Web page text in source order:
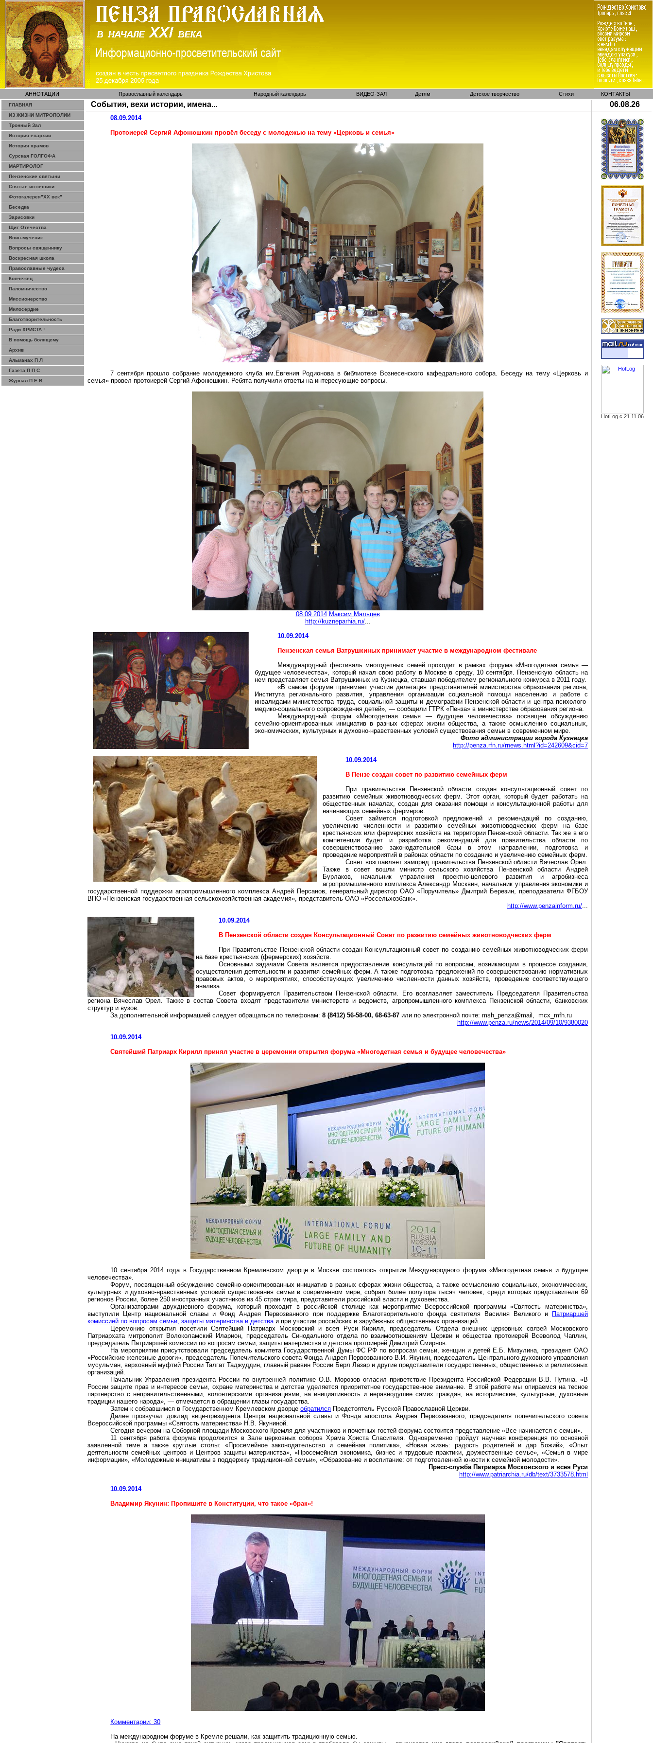
АННОТАЦИИ Православный календарь Народный календарь ВИДЕО-ЗАЛ Детям Детское творчество Стихи КОНТАКТЫ
ГЛАВНАЯ
ИЗ ЖИЗНИ МИТРОПОЛИИ
Тронный Зал
История епархии
История храмов
Сурская ГОЛГОФА
МАРТИРОЛОГ
Пензенские святыни
Святые источники
Фотогалерея"ХХ век"
Беседка
Зарисовки
Щит Отечества
Воин-мученик
Вопросы священнику
Воскресная школа
Православные чудеса
Ковчежец
Паломничество
Миссионерство
Милосердие
Благотворительность
Ради ХРИСТА !
В помощь болящему
Архив
Альманах П Л
Газета П П С
Журнал П Е В
События, вехи истории, имена... 06.08.26
08.09.2014
Протоиерей Сергий Афонюшкин провёл беседу с молодежью на тему «Церковь и семья»
7 сентября прошло собрание молодежного клуба им.Евгения Родионова в библиотеке Вознесенского кафедрального собора. Беседу на тему «Церковь и
семья» провел протоиерей Сергий Афонюшкин. Ребята получили ответы на интересующие вопросы.
08.09.2014 Максим Мальцев
http://kuzneparhia.ru/...
10.09.2014
Пензенская семья Ватрушкиных принимает участие в международном фестивале
Международный фестиваль многодетных семей проходит в рамках форума «Многодетная семья —
будущее человечества», который начал свою работу в Москве в среду, 10 сентября. Пензенскую область на
нем представляет семья Ватрушкиных из Кузнецка, ставшая победителем регионального конкурса в 2011 году.
«В самом форуме принимает участие делегация представителей министерства образования региона,
Института регионального развития, управления организации социальной помощи населению и работе с
инвалидами министерства труда, социальной защиты и демографии Пензенской области и центра психолого-
медико-социального сопровождения детей», — сообщили ГТРК «Пенза» в министерстве образования региона.
Международный форум «Многодетная семья — будущее человечества» посвящен обсуждению
семейно-ориентированных инициатив в разных сферах жизни общества, а также осмыслению социальных,
экономических, культурных и духовно-нравственных условий существования семьи в современном мире.
Фото администрации города Кузнецка
http://penza.rfn.ru/rnews.html?id=242609&cid=7
10.09.2014
В Пензе создан совет по развитию семейных ферм
При правительстве Пензенской области создан консультационный совет по
развитию семейных животноводческих ферм. Этот орган, который будет работать на
общественных началах, создан для оказания помощи и консультационной работы для
начинающих семейных фермеров.
Совет займется подготовкой предложений и рекомендаций по созданию,
увеличению численности и развитию семейных животноводческих ферм на базе
крестьянских или фермерских хозяйств на территории Пензенской области. Так же в его
компетенции будет и разработка рекомендаций для правительства области по
совершенствованию законодательной базы в этом направлении, подготовка и
проведение мероприятий в районах области по созданию и увеличению семейных ферм.
Совет возглавляет зампред правительства Пензенской области Вячеслав Орел.
Также в совет вошли министр сельского хозяйства Пензенской области Андрей
Бурлаков, начальник управления проектно-целевого развития и агробизнеса
агропромышленного комплекса Александр Москвин, начальник управления экономики и
государственной поддержки агропромышленного комплекса Андрей Персанов, генеральный директор ОАО «Поручитель» Дмитрий Березин, преподаватели ФГБОУ
ВПО «Пензенская государственная сельскохозяйственная академия», представитель ОАО «Россельхозбанк».
http://www.penzainform.ru/...
10.09.2014
В Пензенской области создан Консультационный Совет по развитию семейных животноводческих ферм
При Правительстве Пензенской области создан Консультационный совет по созданию семейных животноводческих ферм
на базе крестьянских (фермерских) хозяйств.
Основными задачами Совета является предоставление консультаций по вопросам, возникающим в процессе создания,
осуществления деятельности и развития семейных ферм. А также подготовка предложений по совершенствованию нормативных
правовых актов, о мероприятиях, способствующих увеличению численности данных хозяйств, проведение соответствующего
анализа.
Совет формируется Правительством Пензенской области. Его возглавляет заместитель Председателя Правительства
региона Вячеслав Орел. Также в состав Совета входят представители министерств и ведомств, агропромышленного комплекса Пензенской области, банковских
структур и вузов.
За дополнительной информацией следует обращаться по телефонам:8 (8412) 56-58-00, 68-63-87 или по электронной почте: msh_penza@mail, mcx_mfh.ru
http://www.penza.ru/news/2014/09/10/9380020
10.09.2014
Святейший Патриарх Кирилл принял участие в церемонии открытия форума «Многодетная семья и будущее человечества»
10 сентября 2014 года в Государственном Кремлевском дворце в Москве состоялось открытие Международного форума «Многодетная семья и будущее
человечества».
Форум, посвященный обсуждению семейно-ориентированных инициатив в разных сферах жизни общества, а также осмыслению социальных, экономических,
культурных и духовно-нравственных условий существования семьи в современном мире, собрал более полутора тысяч человек, среди которых представители 69
регионов России, более 250 иностранных участников из 45 стран мира, представители российской власти и духовенства.
Организаторами двухдневного форума, который проходит в российской столице как мероприятие Всероссийской программы «Святость материнства»,
выступили Центр национальной славы и Фонд Андрея Первозванного при поддержке Благотворительного фонда святителя Василия Великого и
Патриаршей
комиссией по вопросам семьи, защиты материнства и детстваи при участии российских и зарубежных общественных организаций.
Церемонию открытия посетили Святейший Патриарх Московский и всея Руси Кирилл, председатель Отдела внешних церковных связей Московского
Патриархата митрополит Волоколамский Иларион, председатель Синодального отдела по взаимоотношениям Церкви и общества протоиерей Всеволод Чаплин,
председатель Патриаршей комиссии по вопросам семьи, защиты материнства и детства протоиерей Димитрий Смирнов.
На мероприятии присутствовали председатель комитета Государственной Думы ФС РФ по вопросам семьи, женщин и детей Е.Б. Мизулина, президент ОАО
«Российские железные дороги», председатель Попечительского совета Фонда Андрея Первозванного В.И. Якунин, председатель Центрального духовного управления
мусульман, верховный муфтий России Талгат Таджуддин, главный раввин России Берл Лазар и другие представители государственных, общественных и религиозных
организаций.
Начальник Управления президента России по внутренней политике О.В. Морозов огласил приветствие Президента Российской Федерации В.В. Путина. «В
России защите прав и интересов семьи, охране материнства и детства уделяется приоритетное государственное внимание. В этой работе мы опираемся на тесное
партнерство с неправительственными, волонтерскими организациями, на инициативность и неравнодушие самих граждан, на исторические, культурные, духовные
традиции нашего народа», — отмечается в обращении главы государства.
Затем к собравшимся в Государственном Кремлевском дворцеобратился Предстоятель Русской Православной Церкви.
Далее прозвучал доклад вице-президента Центра национальной славы и Фонда апостола Андрея Первозванного, председателя попечительского совета
Всероссийской программы «Святость материнства» Н.В. Якуниной.
Сегодня вечером на Соборной площади Московского Кремля для участников и почетных гостей форума состоится представление «Все начинается с семьи».
11 сентября работа форума продолжится в Зале церковных соборов Храма Христа Спасителя. Одновременно пройдут научная конференция по основной
заявленной теме а также круглые столы: «Просемейное законодательство и семейная политика», «Новая жизнь: радость родителей и дар Божий», «Опыт
деятельности семейных центров и Центров защиты материнства», «Просемейная экономика, бизнес и трудовые практики, дружественные семье», «Семья в мире
информации», «Молодежные инициативы в поддержку традиционной семьи», «Образование и воспитание: от подготовленной юности к семейной молодости».
Пресс-служба Патриарха Московского и всея Руси
http://www.patriarchia.ru/db/text/3733578.html
10.09.2014
Владимир Якунин: Пропишите в Конституции, что такое «брак»!
Комментарии: 30
На международном форуме в Кремле решали, как защитить традиционную семью.
HotLog с 21.11.06